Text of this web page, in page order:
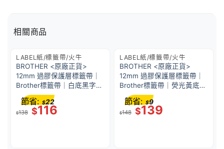
相關商品
LABEL紙/標籤帶/火牛
BROTHER <原廠正貨>
12mm 過膠保護層標籤帶｜
Brother標籤帶｜白底黑字｜
P-Touch TZe-231 (12mm x
8M)｜防水、耐熱、耐磨｜
不怕紫外線、化學藥品
$138 $116
節省: $22
LABEL紙/標籤帶/火牛
BROTHER <原廠正貨>
12mm 過膠保護層標籤帶｜
Brother標籤帶｜熒光黃底黑
字｜P-Touch TZe-C31
(12mm x 5M)｜防水、耐
熱、耐磨｜不怕紫外線、化
$148 $139
節省: $9